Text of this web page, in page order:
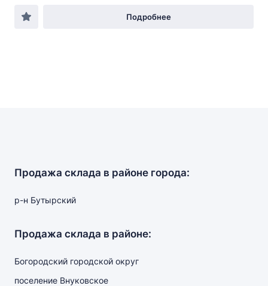
Подробнее
Продажа склада в районе города:
р-н Бутырский
Продажа склада в районе:
Богородский городской округ
поселение Внуковское